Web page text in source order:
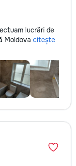
lucrări de
Moldova citește